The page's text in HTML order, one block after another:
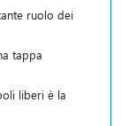
ruolo dei
tappa
liberi è la